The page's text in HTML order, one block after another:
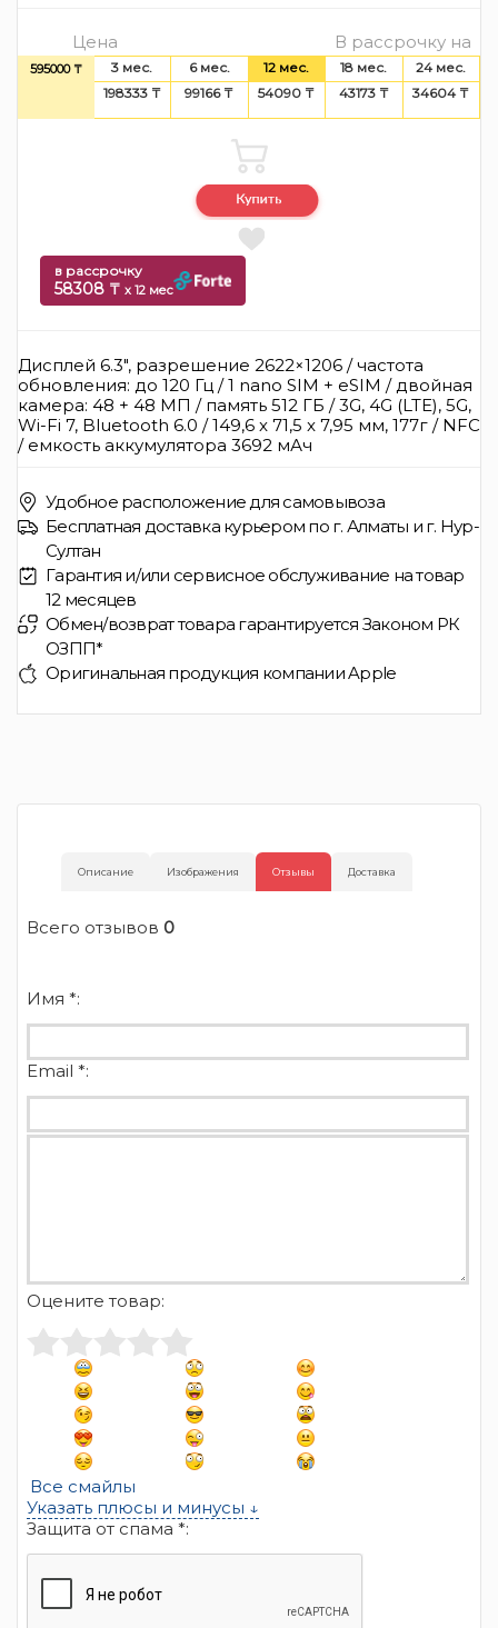
Цена В рассрочку на
595000 ₸ 3 мес. 6 мес. 12 мес. 18 мес.
24 мес.
198333 ₸
99166 ₸ 54090 ₸ 43173 ₸ 34604 ₸
в рассрочку
58308 ₸ x 12 мес
Дисплей 6.3", разрешение 2622×1206 / частота
обновления: до 120 Гц / 1 nano SIM + eSIM / двойная
камера: 48 + 48 МП / память 512 ГБ / 3G, 4G (LTE), 5G,
Wi-Fi 7, Bluetooth 6.0 / 149,6 x 71,5 x 7,95 мм, 177г / NFC
/ емкость аккумулятора 3692 мАч
Удобное расположение для самовывоза
Бесплатная доставка курьером по г. Алматы и г. Нур-
Султан
Гарантия и/или сервисное обслуживание на товар
12 месяцев
Обмен/возврат товара гарантируется Законом РК
ОЗПП*
Оригинальная продукция компании Apple
Описание Изображения Отзывы Доставка
Всего отзывов 0
Имя *:
Email *:
Оцените товар:
Все смайлы
Указать плюсы и минусы ↓
Защита от спама *: